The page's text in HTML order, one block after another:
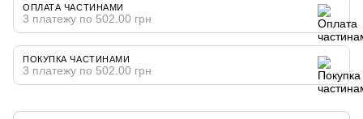
ОПЛАТА ЧАСТИНАМИ
3 платежу по 502.00 грн
ПОКУПКА ЧАСТИНАМИ
3 платежу по 502.00 грн